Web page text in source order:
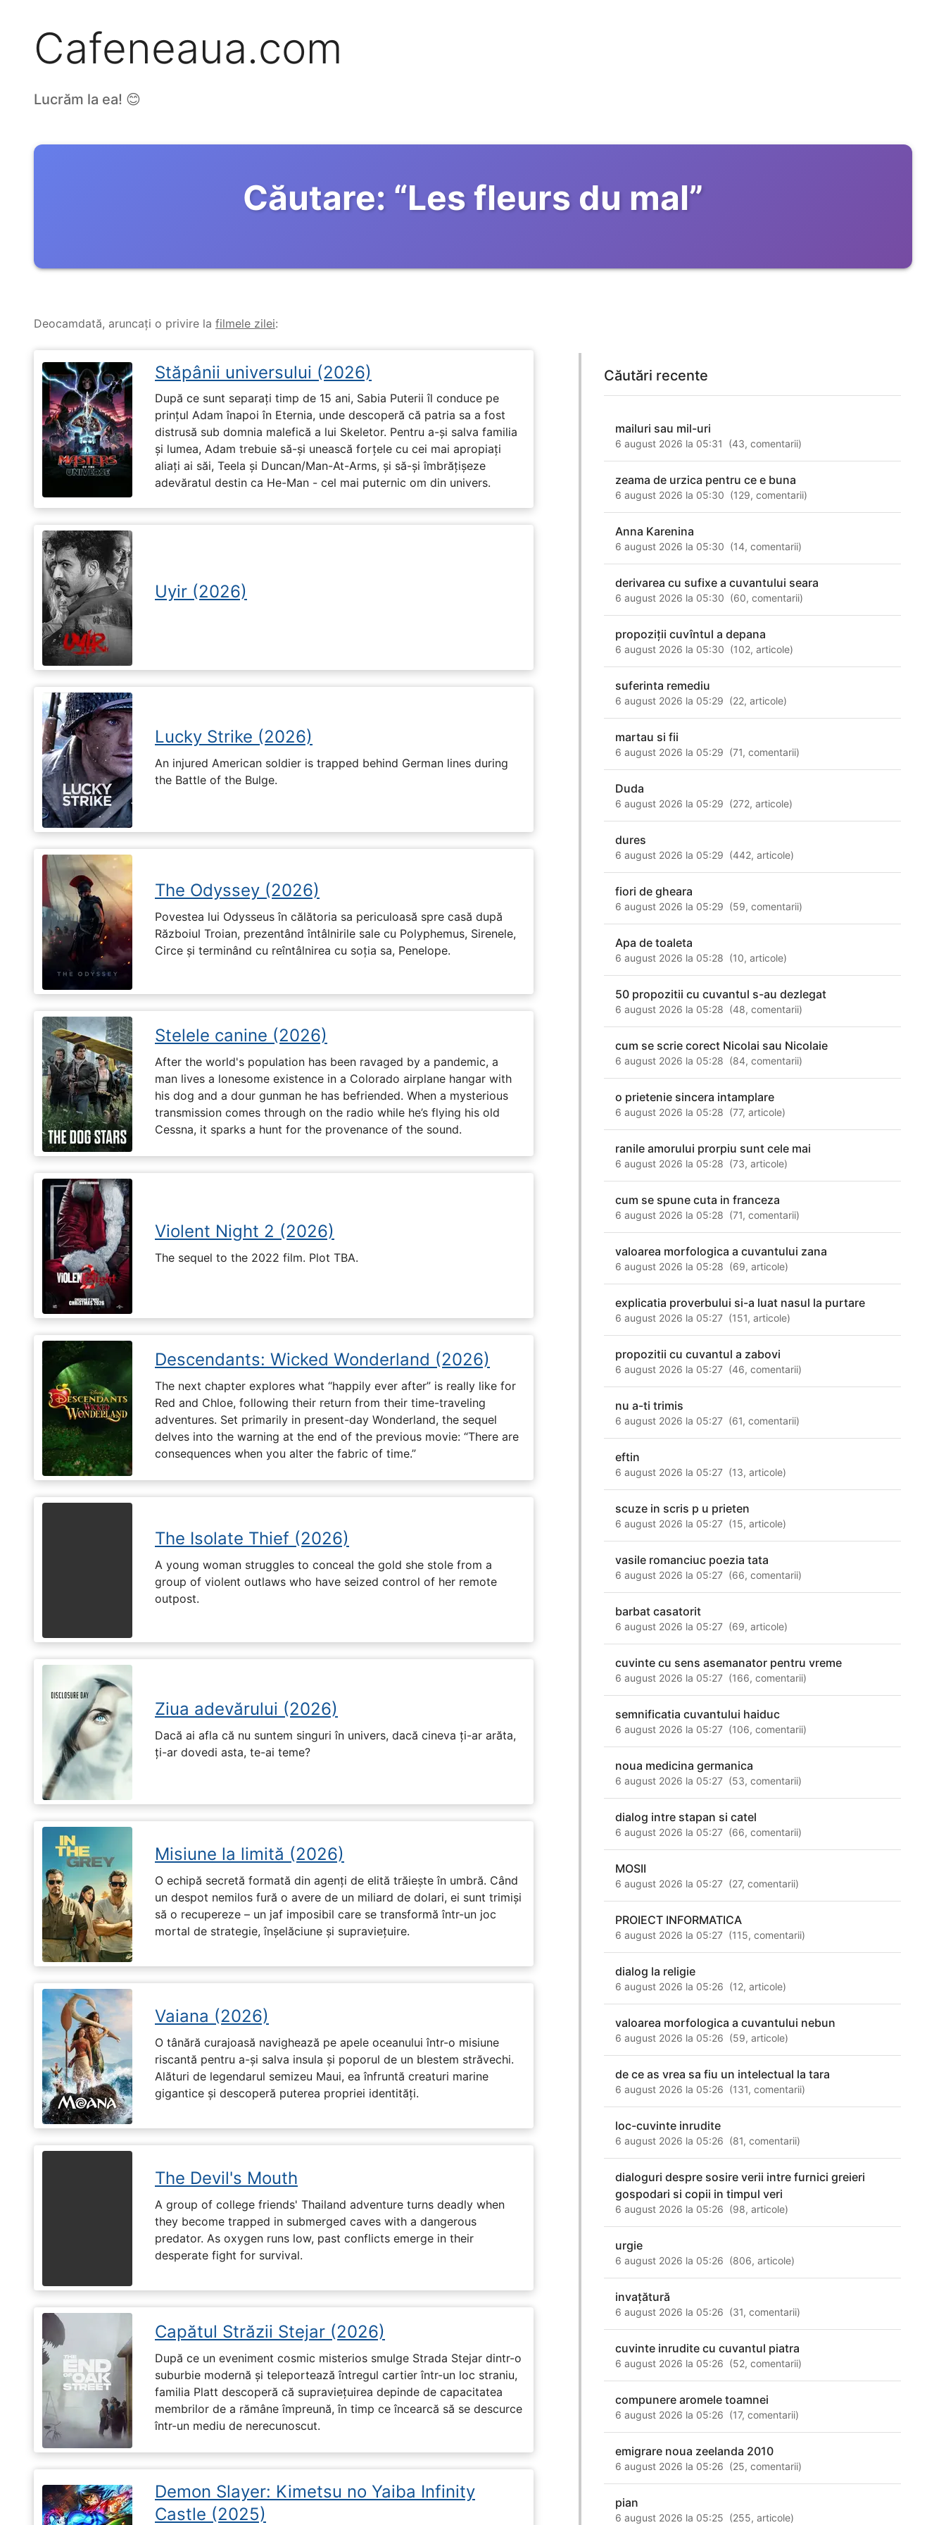
Cafeneaua.com
Lucrăm la ea! 😊
Căutare: “Les fleurs du mal”
Deocamdată, aruncați o privire la filmele zilei:
Stăpânii universului (2026)
După ce sunt separați timp de 15 ani, Sabia Puterii îl conduce pe
prințul Adam înapoi în Eternia, unde descoperă că patria sa a fost
distrusă sub domnia malefică a lui Skeletor. Pentru a-și salva familia
și lumea, Adam trebuie să-și unească forțele cu cei mai apropiați
aliați ai săi, Teela și Duncan/Man-At-Arms, și să-și îmbrățișeze
adevăratul destin ca He-Man - cel mai puternic om din univers.
Uyir (2026)
Lucky Strike (2026)
An injured American soldier is trapped behind German lines during
the Battle of the Bulge.
The Odyssey (2026)
Povestea lui Odysseus în călătoria sa periculoasă spre casă după
Războiul Troian, prezentând întâlnirile sale cu Polyphemus, Sirenele,
Circe și terminând cu reîntâlnirea cu soția sa, Penelope.
Stelele canine (2026)
After the world's population has been ravaged by a pandemic, a
man lives a lonesome existence in a Colorado airplane hangar with
his dog and a dour gunman he has befriended. When a mysterious
transmission comes through on the radio while he’s flying his old
Cessna, it sparks a hunt for the provenance of the sound.
Violent Night 2 (2026)
The sequel to the 2022 film. Plot TBA.
Descendants: Wicked Wonderland (2026)
The next chapter explores what “happily ever after” is really like for
Red and Chloe, following their return from their time-traveling
adventures. Set primarily in present-day Wonderland, the sequel
delves into the warning at the end of the previous movie: “There are
consequences when you alter the fabric of time.”
The Isolate Thief (2026)
A young woman struggles to conceal the gold she stole from a
group of violent outlaws who have seized control of her remote
outpost.
Ziua adevărului (2026)
Dacă ai afla că nu suntem singuri în univers, dacă cineva ți-ar arăta,
ți-ar dovedi asta, te-ai teme?
Misiune la limită (2026)
O echipă secretă formată din agenți de elită trăiește în umbră. Când
un despot nemilos fură o avere de un miliard de dolari, ei sunt trimiși
să o recupereze – un jaf imposibil care se transformă într-un joc
mortal de strategie, înșelăciune și supraviețuire.
Vaiana (2026)
O tânără curajoasă navighează pe apele oceanului într-o misiune
riscantă pentru a-și salva insula și poporul de un blestem străvechi.
Alături de legendarul semizeu Maui, ea înfruntă creaturi marine
gigantice și descoperă puterea propriei identități.
The Devil's Mouth
A group of college friends' Thailand adventure turns deadly when
they become trapped in submerged caves with a dangerous
predator. As oxygen runs low, past conflicts emerge in their
desperate fight for survival.
Capătul Străzii Stejar (2026)
După ce un eveniment cosmic misterios smulge Strada Stejar dintr-o
suburbie modernă și teleportează întregul cartier într-un loc straniu,
familia Platt descoperă că supraviețuirea depinde de capacitatea
membrilor de a rămâne împreună, în timp ce încearcă să se descurce
într-un mediu de nerecunoscut.
Demon Slayer: Kimetsu no Yaiba Infinity
Castle (2025)
Căutări recente
mailuri sau mil-uri
6 august 2026 la 05:31 (43,comentarii)
zeama de urzica pentru ce e buna
6 august 2026 la 05:30 (129,comentarii)
Anna Karenina
6 august 2026 la 05:30 (14,comentarii)
derivarea cu sufixe a cuvantului seara
6 august 2026 la 05:30 (60,comentarii)
propoziţii cuvîntul a depana
6 august 2026 la 05:30 (102,articole)
suferinta remediu
6 august 2026 la 05:29 (22,articole)
martau si fii
6 august 2026 la 05:29 (71,comentarii)
Duda
6 august 2026 la 05:29 (272,articole)
dures
6 august 2026 la 05:29 (442,articole)
fiori de gheara
6 august 2026 la 05:29 (59,comentarii)
Apa de toaleta
6 august 2026 la 05:28 (10,articole)
50 propozitii cu cuvantul s-au dezlegat
6 august 2026 la 05:28 (48,comentarii)
cum se scrie corect Nicolai sau Nicolaie
6 august 2026 la 05:28 (84,comentarii)
o prietenie sincera intamplare
6 august 2026 la 05:28 (77,articole)
ranile amorului prorpiu sunt cele mai
6 august 2026 la 05:28 (73,articole)
cum se spune cuta in franceza
6 august 2026 la 05:28 (71,comentarii)
valoarea morfologica a cuvantului zana
6 august 2026 la 05:28 (69,articole)
explicatia proverbului si-a luat nasul la purtare
6 august 2026 la 05:27 (151,articole)
propozitii cu cuvantul a zabovi
6 august 2026 la 05:27 (46,comentarii)
nu a-ti trimis
6 august 2026 la 05:27 (61,comentarii)
eftin
6 august 2026 la 05:27 (13,articole)
scuze in scris p u prieten
6 august 2026 la 05:27 (15,articole)
vasile romanciuc poezia tata
6 august 2026 la 05:27 (66,comentarii)
barbat casatorit
6 august 2026 la 05:27 (69,articole)
cuvinte cu sens asemanator pentru vreme
6 august 2026 la 05:27 (166,comentarii)
semnificatia cuvantului haiduc
6 august 2026 la 05:27 (106,comentarii)
noua medicina germanica
6 august 2026 la 05:27 (53,comentarii)
dialog intre stapan si catel
6 august 2026 la 05:27 (66,comentarii)
MOSII
6 august 2026 la 05:27 (27,comentarii)
PROIECT INFORMATICA
6 august 2026 la 05:27 (115,comentarii)
dialog la religie
6 august 2026 la 05:26 (12,articole)
valoarea morfologica a cuvantului nebun
6 august 2026 la 05:26 (59,articole)
de ce as vrea sa fiu un intelectual la tara
6 august 2026 la 05:26 (131,comentarii)
loc-cuvinte inrudite
6 august 2026 la 05:26 (81,comentarii)
dialoguri despre sosire verii intre furnici greieri
gospodari si copii in timpul veri
6 august 2026 la 05:26 (98,articole)
urgie
6 august 2026 la 05:26 (806,articole)
invaţătură
6 august 2026 la 05:26 (31,comentarii)
cuvinte inrudite cu cuvantul piatra
6 august 2026 la 05:26 (52,comentarii)
compunere aromele toamnei
6 august 2026 la 05:26 (17,comentarii)
emigrare noua zeelanda 2010
6 august 2026 la 05:26 (25,comentarii)
pian
6 august 2026 la 05:25 (255,articole)